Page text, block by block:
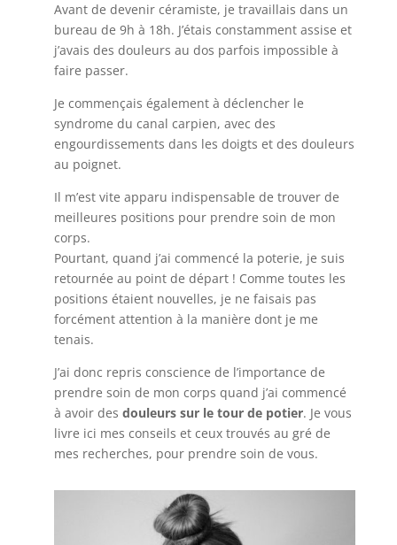
Avant de devenir céramiste, je travaillais dans un
bureau de 9h à 18h. J’étais constamment assise et
j’avais des douleurs au dos parfois impossible à
faire passer.
Je commençais également à déclencher le
syndrome du canal carpien, avec des
engourdissements dans les doigts et des douleurs
au poignet.
Il m’est vite apparu indispensable de trouver de
meilleures positions pour prendre soin de mon
corps.
Pourtant, quand j’ai commencé la poterie, je suis
retournée au point de départ ! Comme toutes les
positions étaient nouvelles, je ne faisais pas
forcément attention à la manière dont je me
tenais.
J’ai donc repris conscience de l’importance de
prendre soin de mon corps quand j’ai commencé
à avoir des douleurs sur le tour de potier. Je vous
livre ici mes conseils et ceux trouvés au gré de
mes recherches, pour prendre soin de vous.